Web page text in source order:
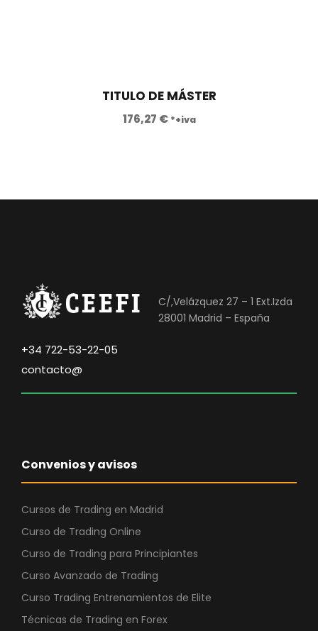
TITULO DE MÁSTER
176,27 € *+iva
C/,Velázquez 27 – 1 Ext.Izda
28001 Madrid – España
+34 722-53-22-05
contacto@
Convenios y avisos
Cursos de Trading en Madrid
Curso de Trading Online
Curso de Trading para Principiantes
Curso Avanzado de Trading
Curso Trading Entrenamientos de Elite
Técnicas de Trading en Forex